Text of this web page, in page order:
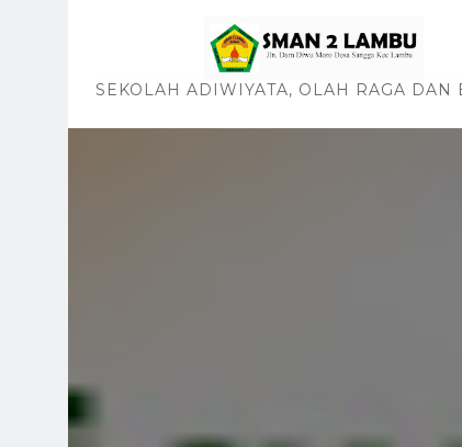
SEKOLAH ADIWIYATA, OLAH RAGA DAN